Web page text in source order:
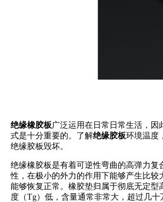
绝缘橡胶板 广泛运用在日常日常生活，因
式是十分重要的。了解绝缘胶板环境温度
绝缘胶板毁坏。
绝缘橡胶板是有着可逆性弯曲的高弹力复
性，在极小的外力的作用下能够产生比较
能够恢复正常。橡胶垫归属于彻底无定型
度（Tg）低，含量通常非常大，超过几